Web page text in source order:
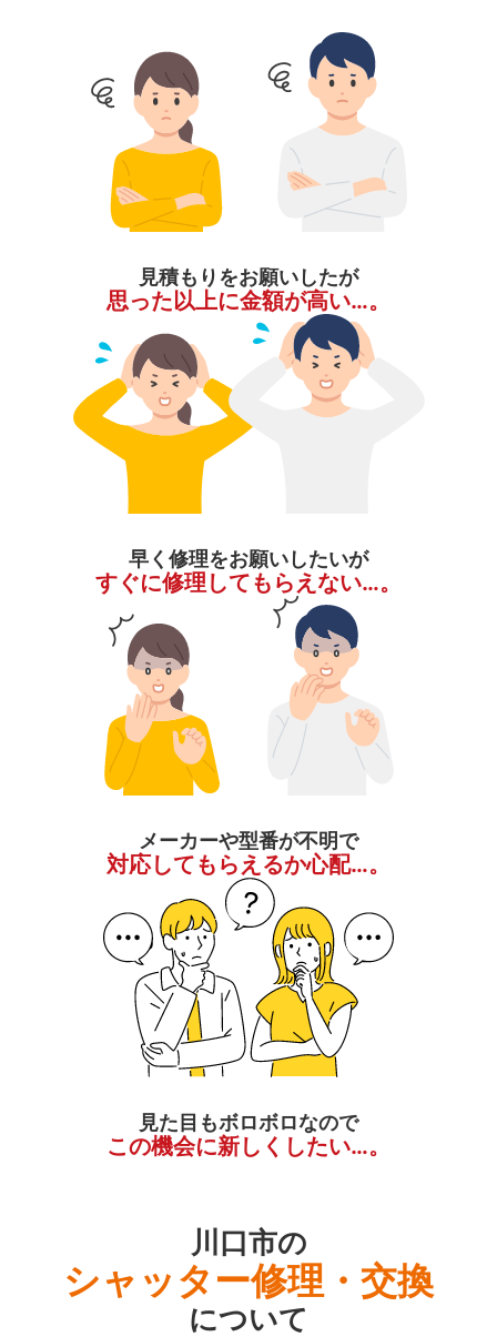
見積もりをお願いしたが
思った以上に金額が高い…。
早く修理をお願いしたいが
すぐに修理してもらえない…。
メーカーや型番が不明で
対応してもらえるか心配…。
見た目もボロボロなので
この機会に新しくしたい…。
川口市の
シャッター修理・交換
について